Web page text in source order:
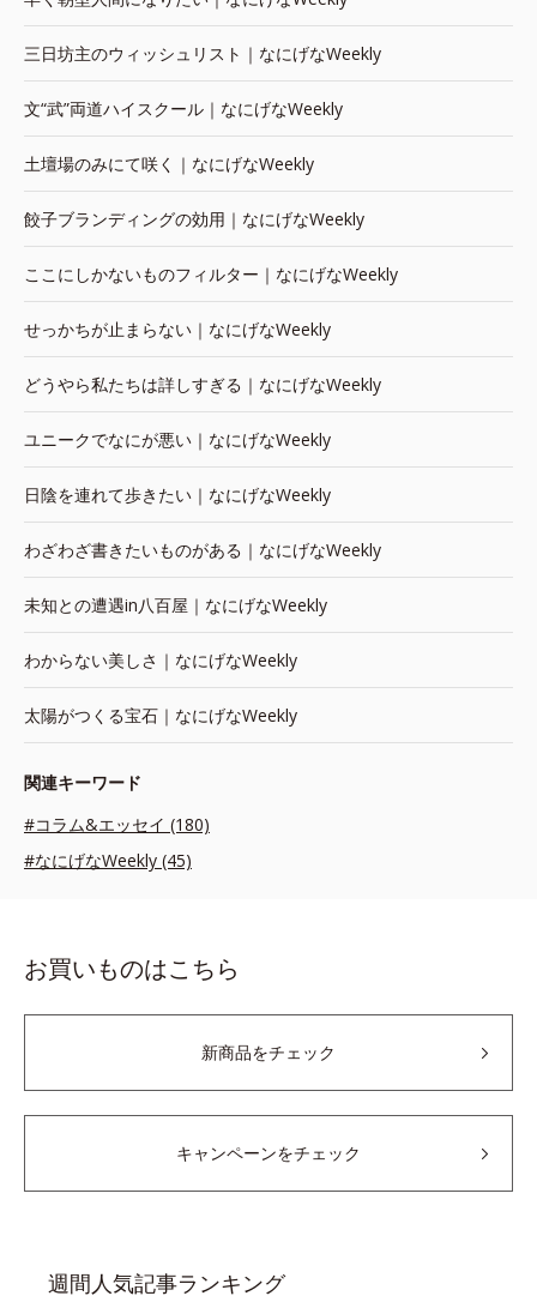
三日坊主のウィッシュリスト｜なにげなWeekly
文“武”両道ハイスクール｜なにげなWeekly
土壇場のみにて咲く｜なにげなWeekly
餃子ブランディングの効用｜なにげなWeekly
ここにしかないものフィルター｜なにげなWeekly
せっかちが止まらない｜なにげなWeekly
どうやら私たちは詳しすぎる｜なにげなWeekly
ユニークでなにが悪い｜なにげなWeekly
日陰を連れて歩きたい｜なにげなWeekly
わざわざ書きたいものがある｜なにげなWeekly
未知との遭遇in八百屋｜なにげなWeekly
わからない美しさ｜なにげなWeekly
太陽がつくる宝石｜なにげなWeekly
関連キーワード
#コラム&エッセイ (180)
#なにげなWeekly (45)
お買いものはこちら
新商品をチェック
キャンペーンをチェック
週間人気記事ランキング